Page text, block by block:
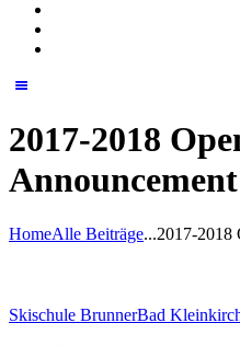
2017-2018
Announcement
HomeAlle Beiträge...2017-2018
Skischule BrunnerBad